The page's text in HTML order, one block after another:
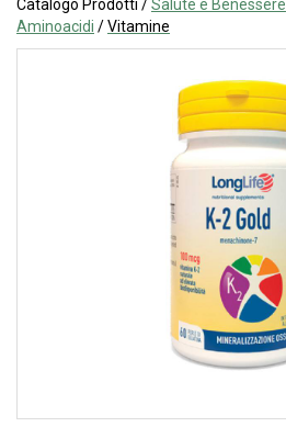
Catalogo Prodotti /Salute e Benessere
Aminoacidi /Vitamine